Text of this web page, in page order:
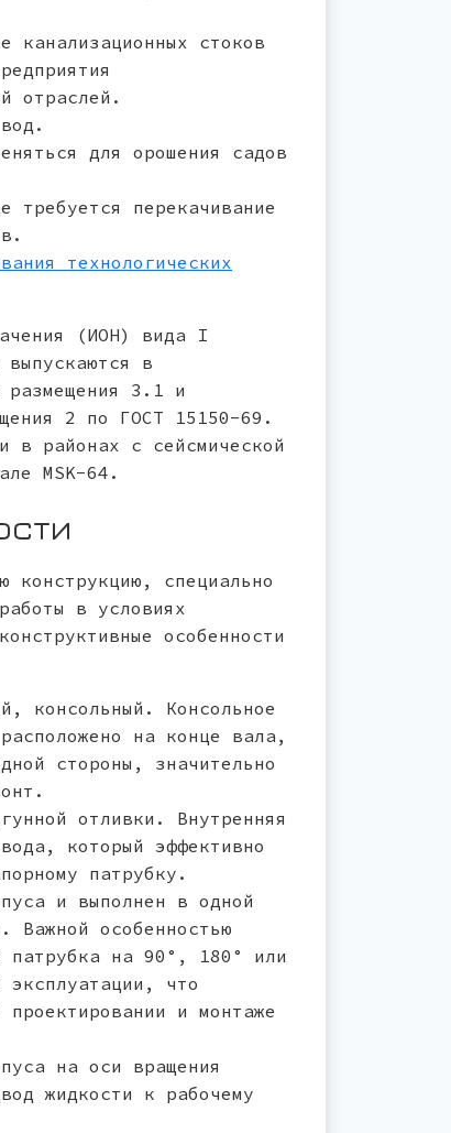
канализационных стоков
отраслей.
для орошения садов
требуется перекачивание
технологических
(ИОН) вида I
в
размещения 3.1 и
2 по ГОСТ 15150-69.
в районах с сейсмической
MSK-64.
конструкцию, специально
в условиях
особенности
консольный. Консольное
на конце вала,
стороны, значительно
отливки. Внутренняя
который эффективно
патрубку.
и выполнен в одной
Важной особенностью
патрубка на 90°, 180° или
что
и монтаже
на оси вращения
жидкости к рабочему